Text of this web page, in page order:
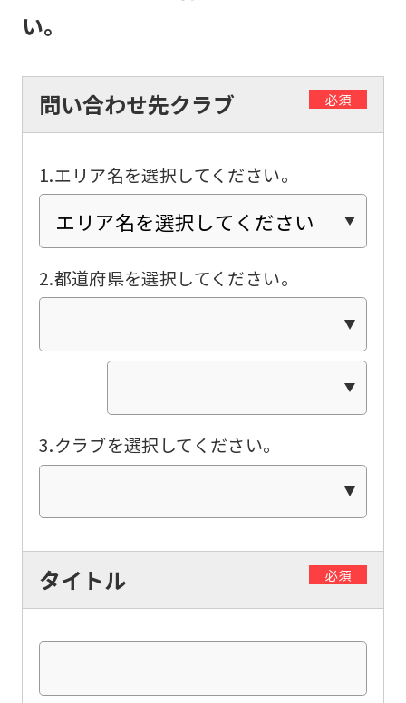
い。
問い合わせ先クラブ 必須
1.エリア名を選択してください。
2.都道府県を選択してください。
3.クラブを選択してください。
タイトル 必須
automatic
translation
service,
the
Japanese
version
of
this
be
so
may
an
The